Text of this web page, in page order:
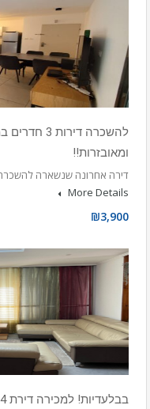
להשכרה
ומאובזרות!!
דירה אחרונה שנשארה
More Details
₪3,900